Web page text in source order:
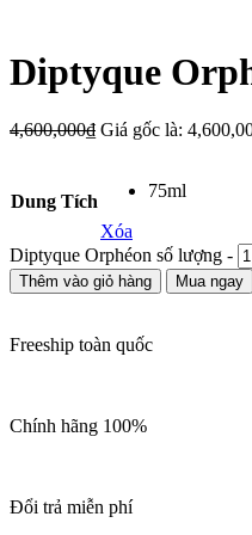
Diptyque
4,600,000₫ Giá gốc là:
Dung Tích
75ml
Xóa
Diptyque Orphéon số lượng -
Thêm vào giỏ hàng Mua ngay
Freeship toàn quốc
Chính hãng 100%
Đổi trả miễn phí